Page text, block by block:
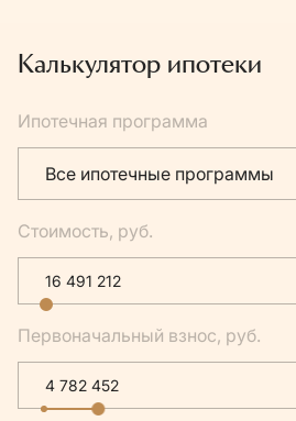
Калькулятор ипотеки
Ипотечная программа
Все ипотечные программы
Стоимость, руб.
Первоначальный взнос, руб.